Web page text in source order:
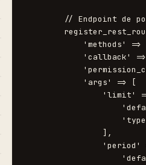
// Endpoint de
'methods' =>
'callback'
            'args' => [
'limit'
                ],
'period'